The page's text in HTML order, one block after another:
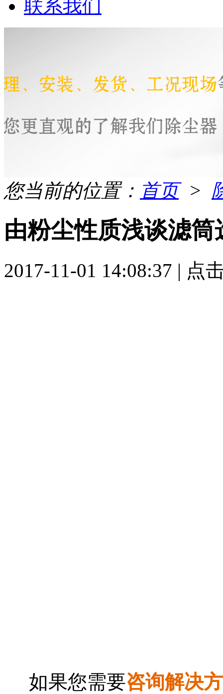
联系我们
您当前的位置： 首页>
由粉尘性质浅谈滤筒
2017-11-01 14:08:37 | 点
如果您需要咨询解决